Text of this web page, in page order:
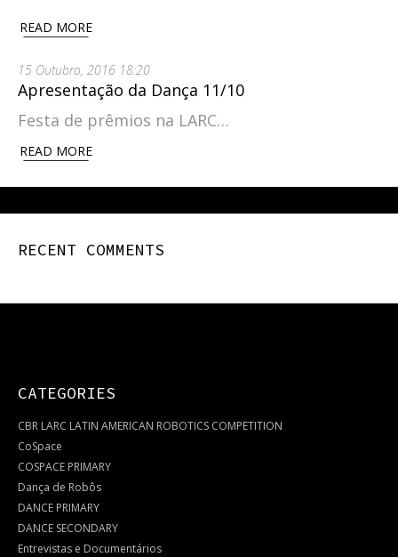
READ MORE
15 Outubro, 2016 18:20
Apresentação da Dança 11/10
Festa de prêmios na LARC…
READ MORE
RECENT COMMENTS
CATEGORIES
CBR LARC LATIN AMERICAN ROBOTICS COMPETITION
CoSpace
COSPACE PRIMARY
Dança de Robôs
DANCE PRIMARY
DANCE SECONDARY
Entrevistas e Documentários